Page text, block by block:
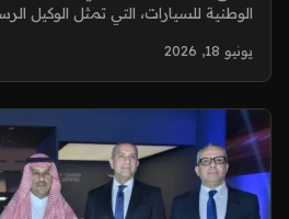
الوطنية للسيارات، التي تمثل الوكيل
يونيو 18, 2026